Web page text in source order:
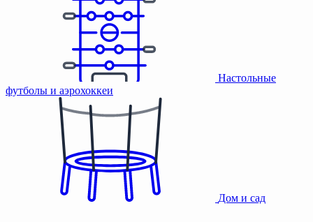
Настольные
футболы и аэрохоккеи
Дом и сад